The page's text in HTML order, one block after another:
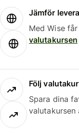
Jämför
Med Wise
valutakursen
Följ
Spara dina
valutakursen